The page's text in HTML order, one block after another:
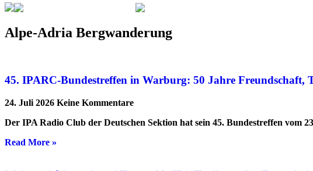
Alpe-Adria Bergwanderung
45. IPARC-Bundestreffen in Warburg: 50 Jahre Freundschaft,
24. Juli 2026 Keine Kommentare
Der IPA Radio Club der Deutschen Sektion hat sein 45. Bundestreffen
Read More »